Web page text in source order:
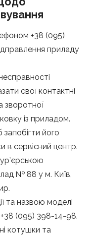
+38 (095)
приладу
свої контактні
зворотної
із приладом.
його
в сервісний центр.
№ 88 у м. Київ,
та назвою моделі
(095) 398-14-98.
котушки та